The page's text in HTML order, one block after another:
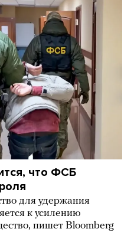
что ФСБ
для удержания
к усилению
пишет Bloomberg